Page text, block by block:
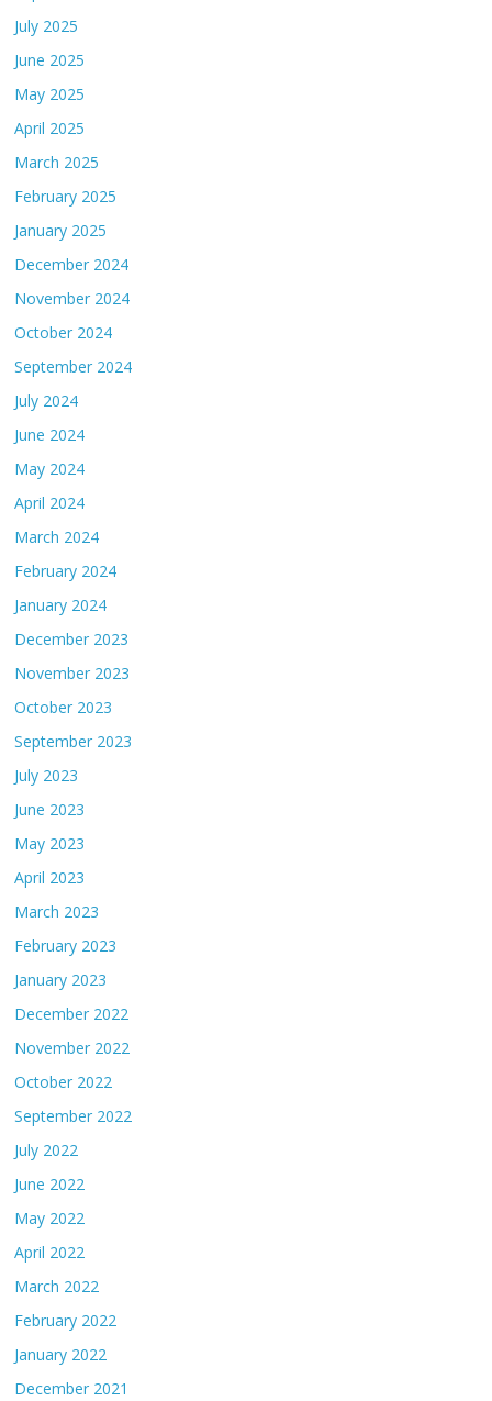
July 2025
June 2025
May 2025
April 2025
March 2025
February 2025
January 2025
December 2024
November 2024
October 2024
September 2024
July 2024
June 2024
May 2024
April 2024
March 2024
February 2024
January 2024
December 2023
November 2023
October 2023
September 2023
July 2023
June 2023
May 2023
April 2023
March 2023
February 2023
January 2023
December 2022
November 2022
October 2022
September 2022
July 2022
June 2022
May 2022
April 2022
March 2022
February 2022
January 2022
December 2021